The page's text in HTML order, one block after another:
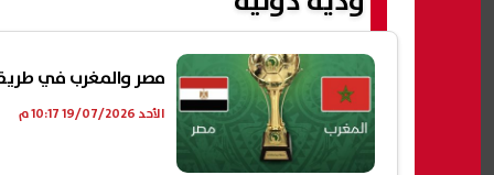
مصر والمغرب في
الأحد 19/07/2026 10:17 م